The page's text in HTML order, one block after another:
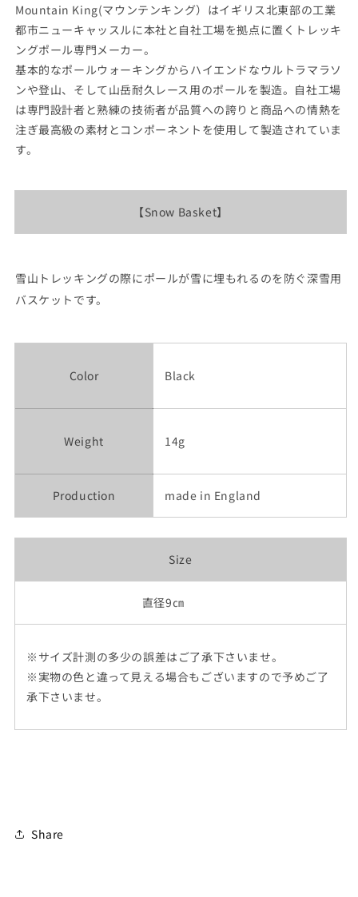
※
ネ
コ
ポ
ス
可
の
す
※
ネ
コ
ポ
ス
可
の
す
Mountain King(マウンテンキング）はイギリス北東部の工業
都市ニューキャッスルに本社と自社工場を拠点に置くトレッキ
ングポール専門メーカー。
基本的なポールウォーキングからハイエンドなウルトラマラソ
ンや登山、そして山岳耐久レース用のポールを製造。自社工場
は専門設計者と熟練の技術者が品質への誇りと商品への情熱を
注ぎ最高級の素材とコンポーネントを使用して製造されていま
す。
【Snow Basket】
雪山トレッキングの際にポールが雪に埋もれるのを防ぐ深雪用
バスケットです。
Color Black
Weight 14g
Production made in England
Size
直径9㎝
※サイズ計測の多少の誤差はご了承下さいませ。
※実物の色と違って見える場合もございますので予めご了
承下さいませ。
Share